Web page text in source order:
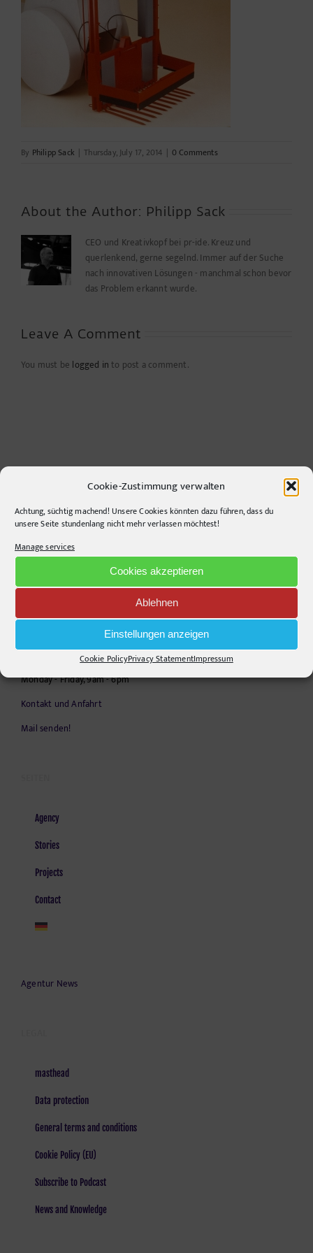
Cookie-Zustimmung verwalten
Achtung, süchtig machend! Unsere Cookies könnten dazu führen, dass du
unsere Seite stundenlang nicht mehr verlassen möchtest!
Manage services
Cookies akzeptieren
Ablehnen
Einstellungen anzeigen
Cookie PolicyPrivacy StatementImpressum
By Philipp Sack | Thursday, July 17, 2014 | 0 Comments
About the Author: Philipp Sack
CEO und Kreativkopf bei pr-ide. Kreuz und
querlenkend, gerne segelnd. Immer auf der Suche
nach innovativen Lösungen - manchmal schon bevor
das Problem erkannt wurde.
Leave A Comment
You must be logged into post a comment.
CONTACT INFO
pr-ide
Krefelder Straße 11A
Telephone:+49306860203
info@pr-ide.de
Opening Hours:
Monday - Friday, 9am - 6pm
Kontakt und Anfahrt
Mail senden!
Agency
Stories
Projects
Contact
Agentur News
masthead
Data protection
General terms and conditions
Cookie Policy (EU)
Subscribe to Podcast
News and Knowledge